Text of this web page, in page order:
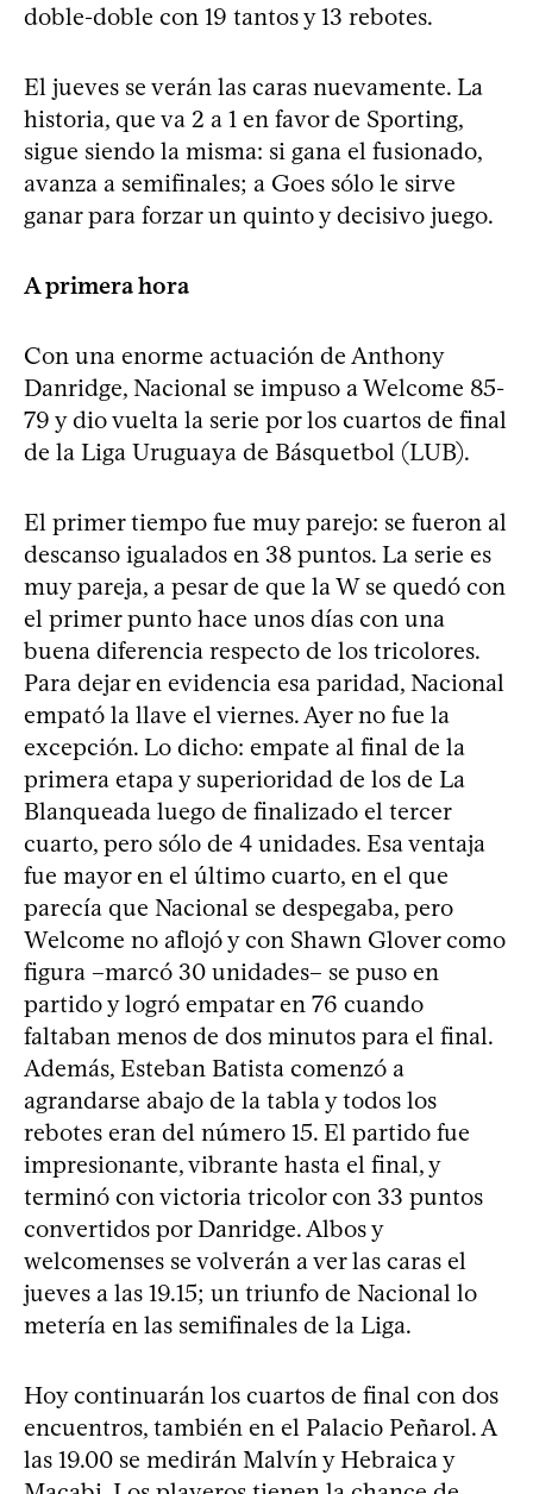
doble-doble con 19 tantos y 13 rebotes.
El jueves se verán las caras nuevamente. La
historia, que va 2 a 1 en favor de Sporting,
sigue siendo la misma: si gana el fusionado,
avanza a semifinales; a Goes sólo le sirve
ganar para forzar un quinto y decisivo juego.
A primera hora
Con una enorme actuación de Anthony
Danridge, Nacional se impuso a Welcome 85-
79 y dio vuelta la serie por los cuartos de final
de la Liga Uruguaya de Básquetbol (LUB).
El primer tiempo fue muy parejo: se fueron al
descanso igualados en 38 puntos. La serie es
muy pareja, a pesar de que la W se quedó con
el primer punto hace unos días con una
buena diferencia respecto de los tricolores.
Para dejar en evidencia esa paridad, Nacional
empató la llave el viernes. Ayer no fue la
excepción. Lo dicho: empate al final de la
primera etapa y superioridad de los de La
Blanqueada luego de finalizado el tercer
cuarto, pero sólo de 4 unidades. Esa ventaja
fue mayor en el último cuarto, en el que
parecía que Nacional se despegaba, pero
Welcome no aflojó y con Shawn Glover como
figura –marcó 30 unidades– se puso en
partido y logró empatar en 76 cuando
faltaban menos de dos minutos para el final.
Además, Esteban Batista comenzó a
agrandarse abajo de la tabla y todos los
rebotes eran del número 15. El partido fue
impresionante, vibrante hasta el final, y
terminó con victoria tricolor con 33 puntos
convertidos por Danridge. Albos y
welcomenses se volverán a ver las caras el
jueves a las 19.15; un triunfo de Nacional lo
metería en las semifinales de la Liga.
Hoy continuarán los cuartos de final con dos
encuentros, también en el Palacio Peñarol. A
las 19.00 se medirán Malvín y Hebraica y